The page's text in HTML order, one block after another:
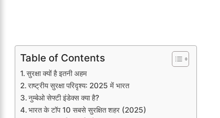
Table of Contents
सुरक्षा क्यों है इतनी अहम
राष्ट्रीय सुरक्षा परिदृश्य: 2025 में भारत
नुम्बेओ सेफ्टी इंडेक्स क्या है?
भारत के टॉप 10 सबसे सुरक्षित शहर (2025)